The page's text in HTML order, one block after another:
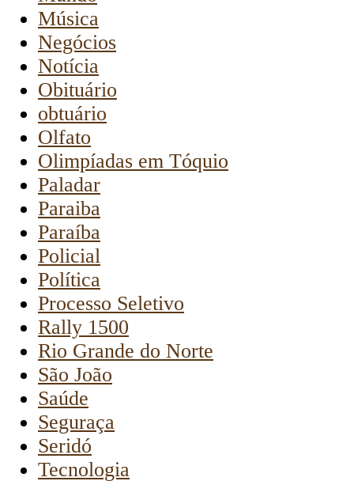
Música
Negócios
Notícia
Obituário
obtuário
Olfato
Olimpíadas em Tóquio
Paladar
Paraiba
Paraíba
Policial
Política
Processo Seletivo
Rally 1500
Rio Grande do Norte
São João
Saúde
Seguraça
Seridó
Tecnologia